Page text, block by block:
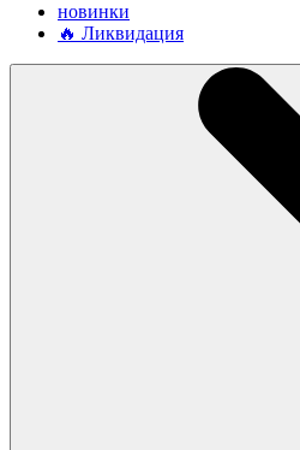
новинки
🔥 Ликвидация